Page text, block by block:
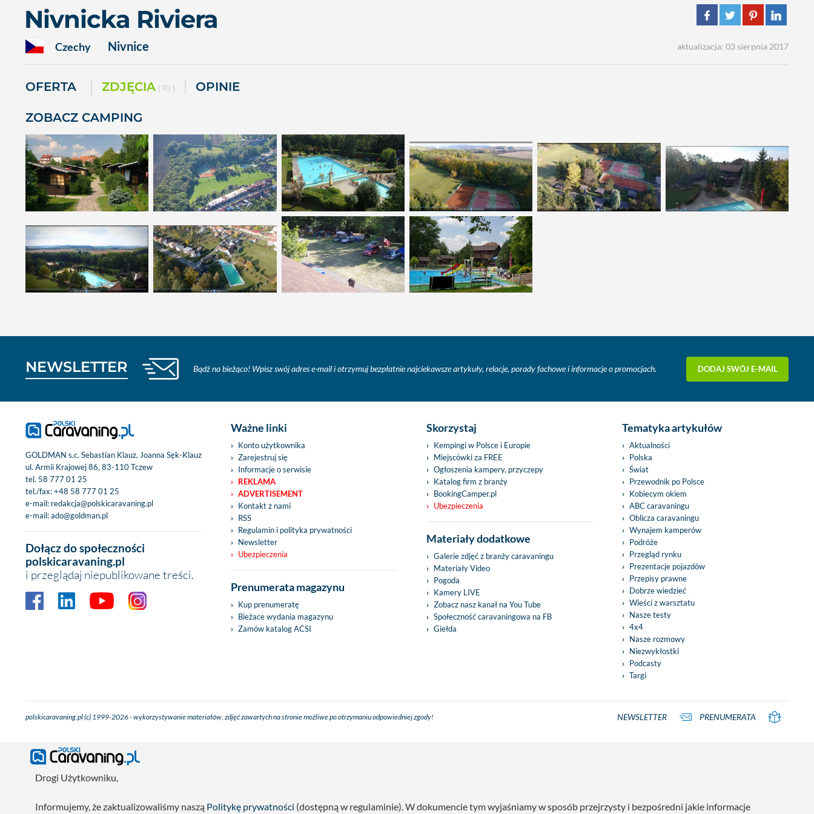
Nivnicka Riviera
Czechy Nivnice aktualizacja: 03 sierpnia 2017
OFERTA ZDJĘCIA ( 10 ) OPINIE
ZOBACZ CAMPING
NEWSLETTER Bądź na bieżąco! Wpisz swój adres e-mail i otrzymuj bezpłatnie najciekawsze artykuły, relacje, porady fachowe i informacje o promocjach. DODAJ SWÓJ E-MAIL
GOLDMAN s.c. Sebastian Klauz, Joanna Sęk-Klauz
ul. Armii Krajowej 86, 83-110 Tczew
tel. 58 777 01 25
tel./fax:+48 58 777 01 25
e-mail: redakcja@polskicaravaning.pl
e-mail:ado@goldman.pl
Dołącz do społeczności
polskicaravaning.pl
i przeglądaj niepublikowane treści.
Ważne linki
Konto użytkownika
Zarejestruj się
Informacje o serwisie
REKLAMA
ADVERTISEMENT
Kontakt z nami
RSS
Regulamin i polityka prywatności
Newsletter
Ubezpieczenia
Prenumerata magazynu
Kup prenumeratę
Bieżace wydania magazynu
Zamów katalog ACSI
Skorzystaj
Kempingi w Polsce i Europie
Miejscówki za FREE
Ogłoszenia kampery, przyczepy
Katalog firm z branży
BookingCamper.pl
Ubezpieczenia
Materiały dodatkowe
Galerie zdjęć z branży caravaningu
Materiały Video
Pogoda
Kamery LIVE
Zobacz nasz kanał na You Tube
Społeczność caravaningowa na FB
Giełda
Tematyka artykułów
Aktualności
Polska
Świat
Przewodnik po Polsce
Kobiecym okiem
ABC caravaningu
Oblicza caravaningu
Wynajem kamperów
Podróże
Przegląd rynku
Prezentacje pojazdów
Przepisy prawne
Dobrze wiedzieć
Wieści z warsztatu
Nasze testy
4x4
Nasze rozmowy
Niezwykłostki
Podcasty
Targi
polskicaravaning.pl (c) 1999-2026 - wykorzystywanie materiałów, zdjęć zawartych na stronie możliwe po otrzymaniu odpowiedniej zgody! NEWSLETTER PRENUMERATA
Drogi Użytkowniku,
Informujemy, że zaktualizowaliśmy naszą Politykę prywatności (dostępną w regulaminie). W dokumencie tym wyjaśniamy w sposób przejrzysty i bezpośredni jakie informacje